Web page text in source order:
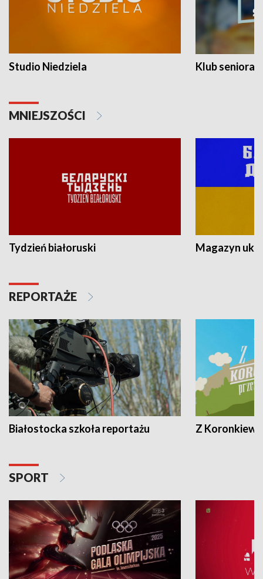
Studio Niedziela Klub seniora
MNIEJSZOŚCI
Tydzień białoruski Magazyn
REPORTAŻE
Białostocka szkoła reportażu Z
SPORT